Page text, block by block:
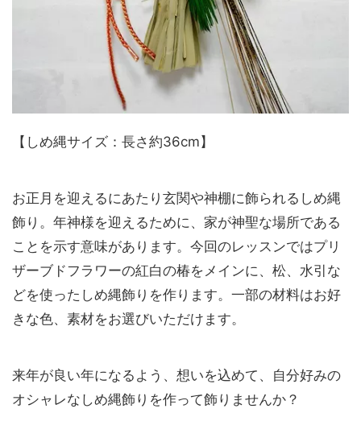
【しめ縄サイズ：長さ約36cm】
お正月を迎えるにあたり玄関や神棚に飾られるしめ縄
飾り。年神様を迎えるために、家が神聖な場所である
ことを示す意味があります。今回のレッスンではプリ
ザーブドフラワーの紅白の椿をメインに、松、水引な
どを使ったしめ縄飾りを作ります。一部の材料はお好
きな色、素材をお選びいただけます。
来年が良い年になるよう、想いを込めて、自分好みの
オシャレなしめ縄飾りを作って飾りませんか？